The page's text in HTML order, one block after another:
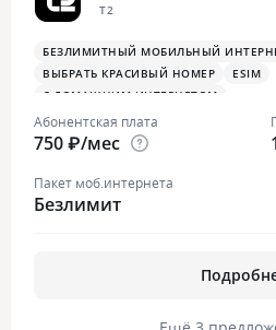
T2
БЕЗЛИМИТНЫЙ МОБИЛЬНЫЙ
ВЫБРАТЬ КРАСИВЫЙ НОМЕР
ESIM
С ДОМАШНИМ ИНТЕРНЕТОМ
Абонентская плата
750 ₽/мес
Пакет моб.интернета
Безлимит